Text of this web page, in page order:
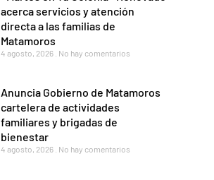
acerca servicios y atención
directa a las familias de
Matamoros
4 agosto, 2026 No hay comentarios
Anuncia Gobierno de Matamoros
cartelera de actividades
familiares y brigadas de
bienestar
4 agosto, 2026 No hay comentarios